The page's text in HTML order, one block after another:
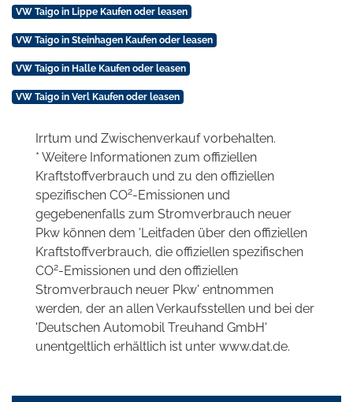
VW Taigo in Lippe Kaufen oder leasen
VW Taigo in Steinhagen Kaufen oder leasen
VW Taigo in Halle Kaufen oder leasen
VW Taigo in Verl Kaufen oder leasen
Irrtum und Zwischenverkauf vorbehalten.
* Weitere Informationen zum offiziellen
Kraftstoffverbrauch und zu den offiziellen
spezifischen CO2-Emissionen und
gegebenenfalls zum Stromverbrauch neuer
Pkw können dem 'Leitfaden über den offiziellen
Kraftstoffverbrauch, die offiziellen spezifischen
CO2-Emissionen und den offiziellen
Stromverbrauch neuer Pkw' entnommen
werden, der an allen Verkaufsstellen und bei der
'Deutschen Automobil Treuhand GmbH'
unentgeltlich erhältlich ist unter www.dat.de.